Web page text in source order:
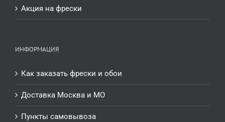
Акция на фрески
ИНФОРМАЦИЯ
Как заказать фрески и обои
Доставка Москва и МО
Пункты самовывоза